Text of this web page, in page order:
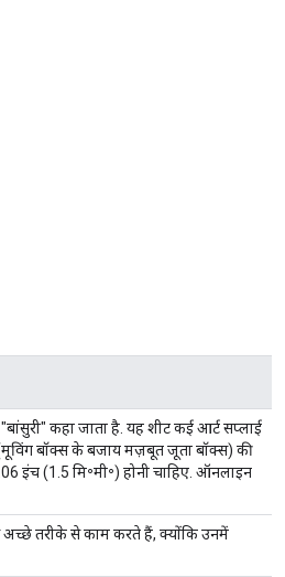
कहा जाता है. यह शीट कई आर्ट सप्लाई
बॉक्स के बजाय मज़बूत जूता बॉक्स) की
इंच (1.5 मि॰मी॰) होनी चाहिए. ऑनलाइन
तरीके से काम करते हैं, क्योंकि उनमें